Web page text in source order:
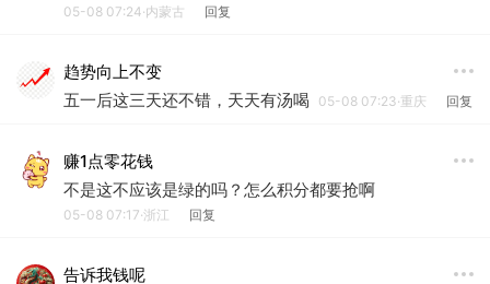
05-08 07:24·内蒙古 回复
趋势向上不变
五一后这三天还不错，天天有汤喝
05-08 07:23·重庆 回复
赚1点零花钱
不是这不应该是绿的吗？怎么积分都要抢啊
05-08 07:17·浙江 回复
告诉我钱呢